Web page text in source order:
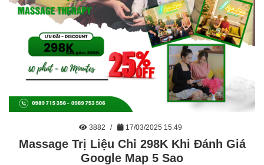
3882 17/03/2025 15:49
Massage Trị Liệu Chỉ 298K Khi Đánh Giá
Google Map 5 Sao